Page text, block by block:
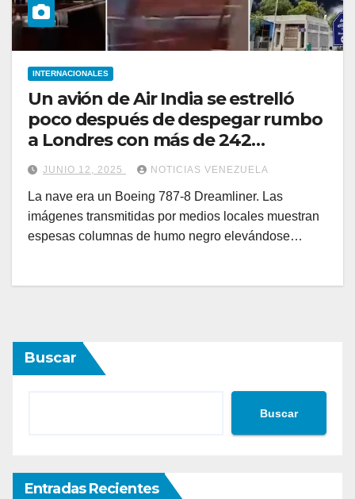
INTERNACIONALES
Un avión de Air India se estrelló
poco después de despegar rumbo
a Londres con más de 242
personas a bordo
JUNIO 12, 2025 NOTICIAS VENEZUELA
La nave era un Boeing 787-8 Dreamliner. Las
imágenes transmitidas por medios locales muestran
espesas columnas de humo negro elevándose…
Buscar
Buscar
Entradas Recientes